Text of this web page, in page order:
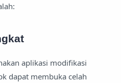
aplikasi modifikasi
dapat membuka celah